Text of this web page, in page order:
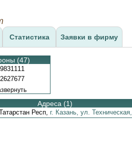
Статистика Заявки в фирму
(47)
Адреса (1)
Татарстан Респ, г. Казань, ул. Техническая,